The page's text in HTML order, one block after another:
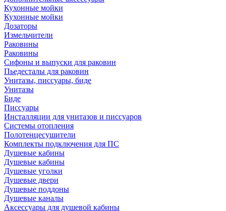
Кухонные мойки
Кухонные мойки
Дозаторы
Измельчители
Раковины
Раковины
Сифоны и выпуски для раковин
Пьедесталы для раковин
Унитазы, писсуары, биде
Унитазы
Биде
Писсуары
Инсталляции для унитазов и писсуаров
Системы отопления
Полотенцесушители
Комплекты подключения для ПС
Душевые кабины
Душевые кабины
Душевые уголки
Душевые двери
Душевые поддоны
Душевые каналы
Аксессуары для душевой кабины